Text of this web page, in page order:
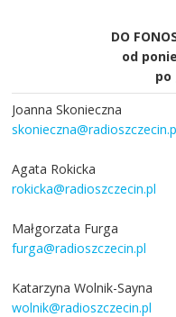
DO
od
po
Joanna Skonieczna
Agata Rokicka
rokicka@radioszczecin.pl
Małgorzata Furga
furga@radioszczecin.pl
Katarzyna Wolnik-Sayna
wolnik@radioszczecin.pl